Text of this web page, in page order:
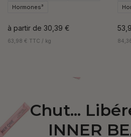
Hormones³
à partir de 30,39 €
63,98 € TTC / kg
Chut...
INNER